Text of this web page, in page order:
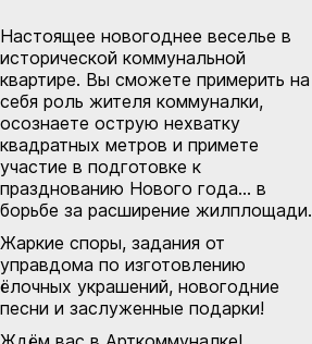
Настоящее новогоднее веселье в
исторической коммунальной
квартире. Вы сможете примерить на
себя роль жителя коммуналки,
осознаете острую нехватку
квадратных метров и примете
участие в подготовке к
празднованию Нового года… в
борьбе за расширение жилплощади.
Жаркие споры, задания от
управдома по изготовлению
ёлочных украшений, новогодние
песни и заслуженные подарки!